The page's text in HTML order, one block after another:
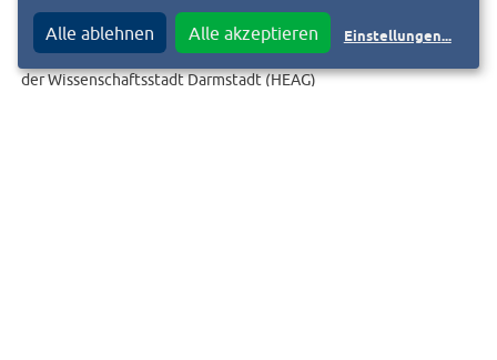
HEAG Holding AG – Beteiligungsmanagement
der Wissenschaftsstadt Darmstadt (HEAG)
Alle ablehnen Alle akzeptieren Einstellungen...